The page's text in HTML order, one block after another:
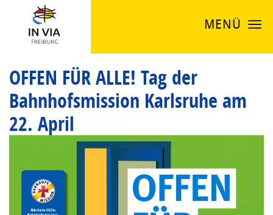
MENÜ
OFFEN FÜR ALLE! Tag der
Bahnhofsmission Karlsruhe am
22. April